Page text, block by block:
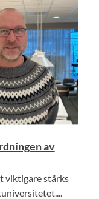
av
viktigare stärks